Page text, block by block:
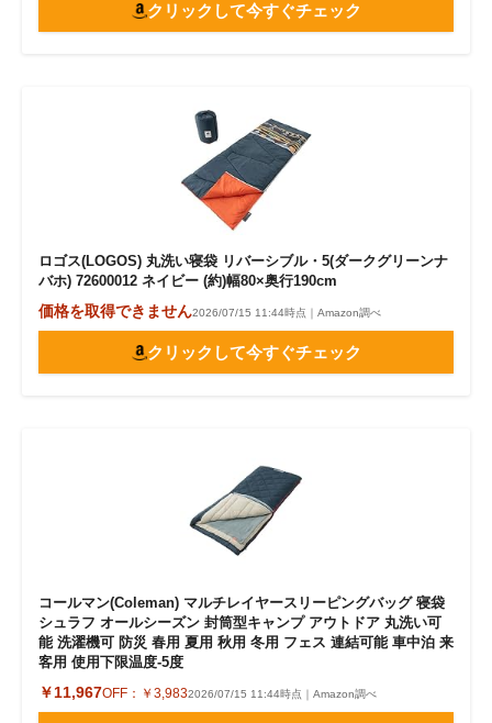
クリックして今すぐチェック
ロゴス(LOGOS) 丸洗い寝袋 リバーシブル・5(ダークグリーンナ
バホ) 72600012 ネイビー (約)幅80×奥行190cm
価格を取得できません2026/07/15 11:44時点｜Amazon調べ
クリックして今すぐチェック
コールマン(Coleman) マルチレイヤースリーピングバッグ 寝袋
シュラフ オールシーズン 封筒型キャンプ アウトドア 丸洗い可
能 洗濯機可 防災 春用 夏用 秋用 冬用 フェス 連結可能 車中泊 来
客用 使用下限温度-5度
￥11,967OFF： ￥3,9832026/07/15 11:44時点｜Amazon調べ